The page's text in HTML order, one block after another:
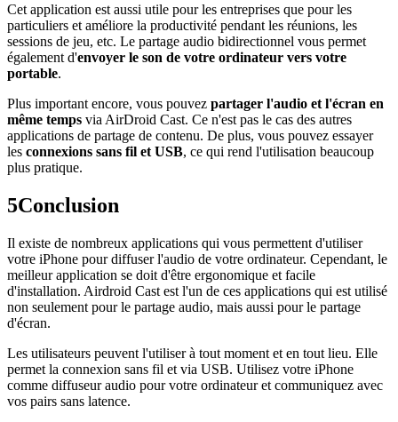
Cet application est aussi utile pour les entreprises que pour les
particuliers et améliore la productivité pendant les réunions, les
sessions de jeu, etc. Le partage audio bidirectionnel vous permet
également d'envoyer le son de votre ordinateur vers votre
portable.
Plus important encore, vous pouvez partager l'audio et l'écran en
même temps via AirDroid Cast. Ce n'est pas le cas des autres
applications de partage de contenu. De plus, vous pouvez essayer
les connexions sans fil et USB, ce qui rend l'utilisation beaucoup
plus pratique.
5Conclusion
Il existe de nombreux applications qui vous permettent d'utiliser
votre iPhone pour diffuser l'audio de votre ordinateur. Cependant, le
meilleur application se doit d'être ergonomique et facile
d'installation. Airdroid Cast est l'un de ces applications qui est utilisé
non seulement pour le partage audio, mais aussi pour le partage
d'écran.
Les utilisateurs peuvent l'utiliser à tout moment et en tout lieu. Elle
permet la connexion sans fil et via USB. Utilisez votre iPhone
comme diffuseur audio pour votre ordinateur et communiquez avec
vos pairs sans latence.